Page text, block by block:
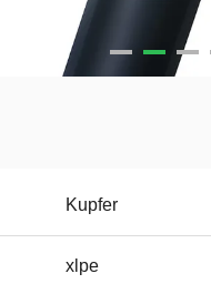
Kupfer
xlpe